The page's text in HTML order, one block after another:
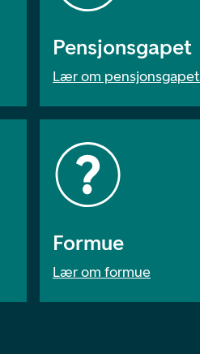
Pensjonsgapet
Lær om pensjonsgapet
Formue
Lær om formue